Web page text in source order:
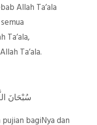
Allah Ta’ala
Ta’ala,
Ta’ala.
سُبْحَانَ
bagiNya dan